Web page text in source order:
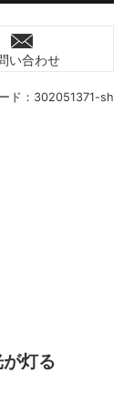
ド： 302051371-sh
い合わせ
灯る